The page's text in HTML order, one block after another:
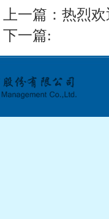
上一篇： 热烈
下一篇: